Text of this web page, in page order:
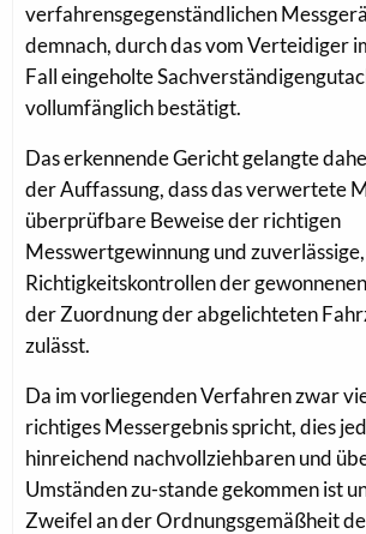
verfahrensgegenständlichen
demnach, durch das vom Verteidiger
Fall eingeholte
vollumfänglich bestätigt.
Das erkennende Gericht gelangte
der Auffassung, dass das verwertete
überprüfbare Beweise der richtigen
Messwertgewinnung und
Richtigkeitskontrollen der
der Zuordnung der abgelichteten
zulässt.
Da im vorliegenden Verfahren zwar
richtiges Messergebnis spricht, dies
hinreichend nachvollziehbaren und
Umständen zu-stande gekommen ist
Zweifel an der Ordnungsgemäßheit